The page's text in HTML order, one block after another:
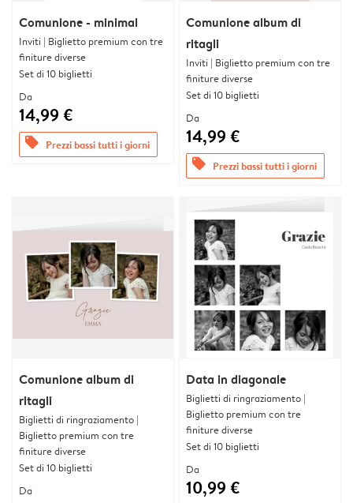
Comunione - minimal
Inviti | Biglietto premium con tre
finiture diverse
Set di 10 biglietti
Da
14,99 €
offers Prezzi bassi tutti i giorni
Comunione album di
ritagli
Inviti | Biglietto premium con tre
finiture diverse
Set di 10 biglietti
Da
14,99 €
offers Prezzi bassi tutti i giorni
Comunione album di
ritagli
Biglietti di ringraziamento |
Biglietto premium con tre
finiture diverse
Set di 10 biglietti
Da
Data in diagonale
Biglietti di ringraziamento |
Biglietto premium con tre
finiture diverse
Set di 10 biglietti
Da
10,99 €